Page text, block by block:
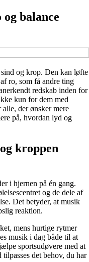
balance
og krop. Den kan løfte
ro, som få andre ting
redskab inden for
kun for dem med
der ønsker mere
på, hvordan lyd og
kroppen
i hjernen på én gang.
og de dele af
Det betyder, at musik
reaktion.
mens hurtige rytmer
musik i dag både til at
sportsudøvere med at
det behov, du har